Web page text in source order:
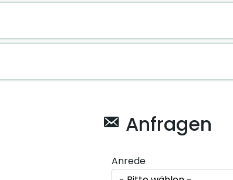
Anfragen
Anrede